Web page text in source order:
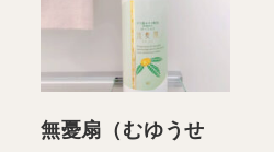
無憂扇（むゆうせ